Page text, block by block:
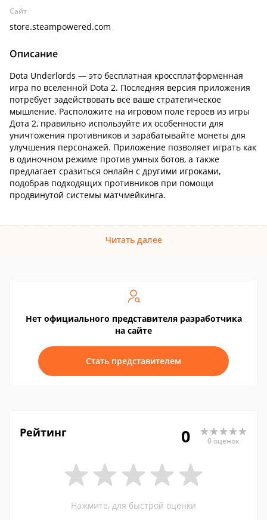
Сайт
store.steampowered.com
Описание
Dota Underlords — это бесплатная кроссплатформенная
игра по вселенной Dota 2. Последняя версия приложения
потребует задействовать всё ваше стратегическое
мышление. Расположите на игровом поле героев из игры
Дота 2, правильно используйте их особенности для
уничтожения противников и зарабатывайте монеты для
улучшения персонажей. Приложение позволяет играть как
в одиночном режиме против умных ботов, а также
предлагает сразиться онлайн с другими игроками,
подобрав подходящих противников при помощи
продвинутой системы матчмейкинга.
Читать далее
Нет официального представителя разработчика
на сайте
Стать представителем
Рейтинг 0 0 оценок
Нажмите, для быстрой оценки